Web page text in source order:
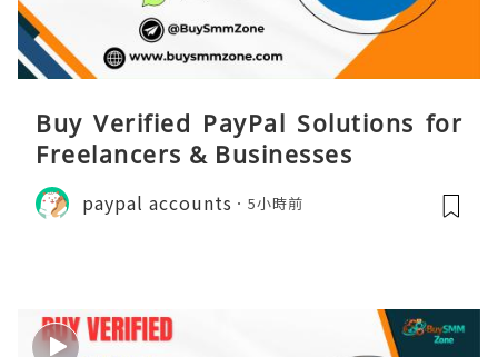
Buy Verified PayPal Solutions for
Freelancers & Businesses
paypal accounts 5小時前